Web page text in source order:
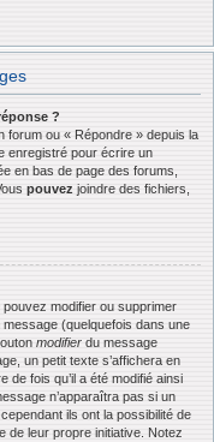
?
forum ou « Répondre » depuis la
enregistré pour écrire un
en bas de page des forums,
pouvez joindre des fichiers,
modifier ou supprimer
(quelquefois dans une
modifier du message
un petit texte s’affichera en
de fois qu’il a été modifié ainsi
n’apparaîtra pas si un
ils ont la possibilité de
de leur propre initiative. Notez